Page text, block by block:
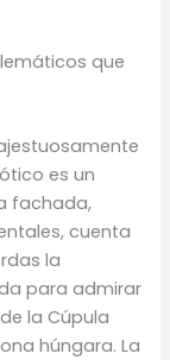
que
es un
fachada,
cuenta
la
para admirar
la Cúpula
húngara. La